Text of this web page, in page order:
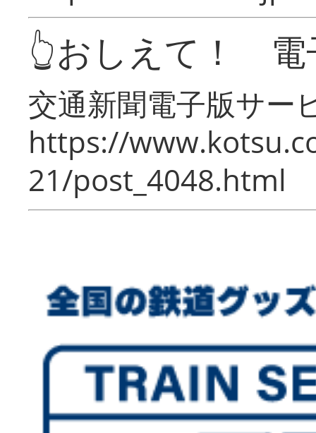
👆おしえて！ 電
交通新聞電子版サー
https://
21/post_4048.html